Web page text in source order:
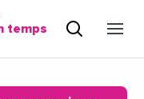
temps